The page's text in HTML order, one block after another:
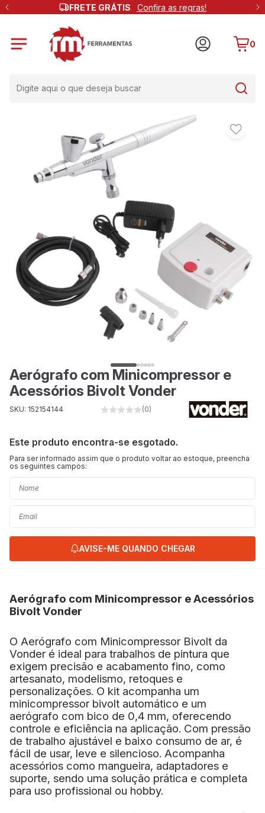
FRETE GRÁTIS Confira as regras!
0
Aerógrafo com Minicompressor e
Acessórios Bivolt Vonder
SKU: 152154144 (0)
Este produto encontra-se esgotado.
Para ser informado assim que o produto voltar ao estoque, preencha
os seguintes campos:
AVISE-ME QUANDO CHEGAR
Aerógrafo com Minicompressor e Acessórios
Bivolt Vonder
O Aerógrafo com Minicompressor Bivolt da
Vonder é ideal para trabalhos de pintura que
exigem precisão e acabamento fino, como
artesanato, modelismo, retoques e
personalizações. O kit acompanha um
minicompressor bivolt automático e um
aerógrafo com bico de 0,4 mm, oferecendo
controle e eficiência na aplicação. Com pressão
de trabalho ajustável e baixo consumo de ar, é
fácil de usar, leve e silencioso. Acompanha
acessórios como mangueira, adaptadores e
suporte, sendo uma solução prática e completa
para uso profissional ou hobby.